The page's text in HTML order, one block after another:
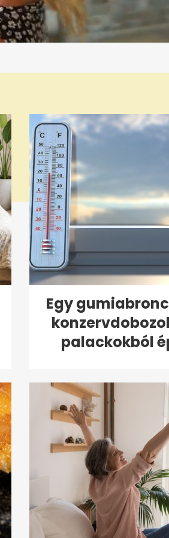
Egy
palackokból